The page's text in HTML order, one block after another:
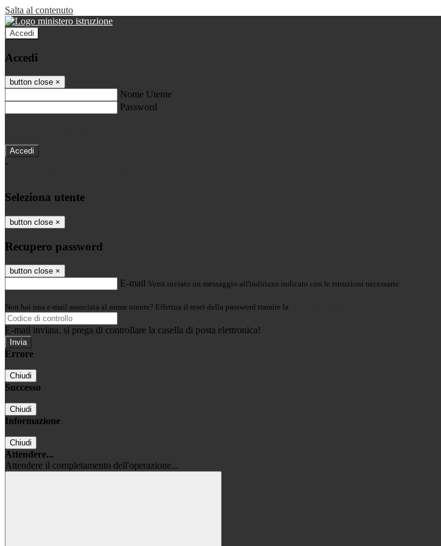
Salta al contenuto
Accedi
Accedi
button close ×
Nome Utente
Password
-
Seleziona utente
button close ×
Recupero password
button close ×
E-mail Verrà inviato un messaggio all'indirizzo indicato con le istruzioni necessarie.
Non hai una e-mail associata al nome utente? Effettua il reset della password tramite la
E-mail inviata, si prega di controllare la casella di posta elettronica!
Errore
Chiudi
Successo
Chiudi
Informazione
Chiudi
Attendere...
Attendere il completamento dell'operazione...